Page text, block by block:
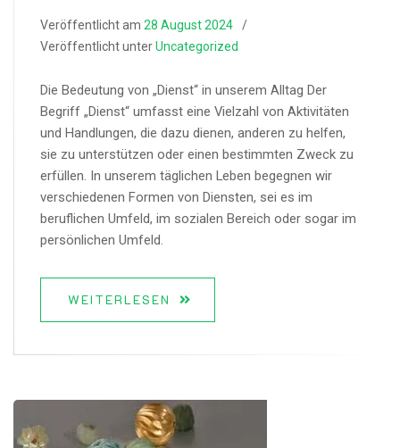
Veröffentlicht am 28 August 2024
Veröffentlicht unterUncategorized
Die Bedeutung von „Dienst“ in unserem Alltag Der
Begriff „Dienst“ umfasst eine Vielzahl von Aktivitäten
und Handlungen, die dazu dienen, anderen zu helfen,
sie zu unterstützen oder einen bestimmten Zweck zu
erfüllen. In unserem täglichen Leben begegnen wir
verschiedenen Formen von Diensten, sei es im
beruflichen Umfeld, im sozialen Bereich oder sogar im
persönlichen Umfeld.
WEITERLESEN